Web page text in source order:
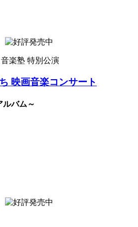
楽塾 特別公演
映画音楽コンサート
ルバム～